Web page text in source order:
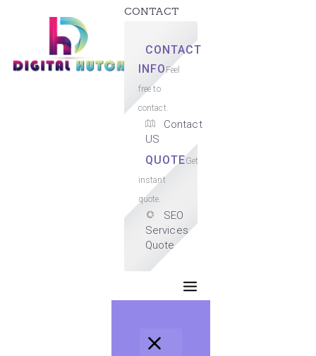
CONTACT
CONTACT
INFOFeel
free to
contact.
Contact
US
QUOTEGet
instant
quote.
SEO
Services
Quote